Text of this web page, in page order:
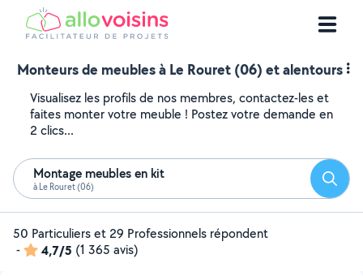
Monteurs de meubles à Le Rouret (06) et alentours
Visualisez les profils de nos membres, contactez-les et
faites monter votre meuble ! Postez votre demande en
2 clics...
Montage meubles en kit
à Le Rouret (06)
50 Particuliers et 29 Professionnels répondent
-
4,7/5 (1 365 avis)